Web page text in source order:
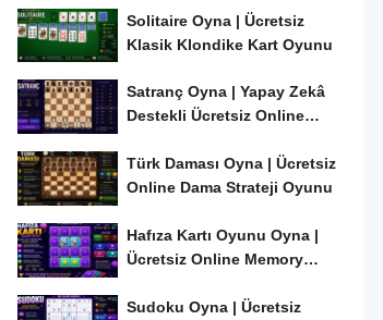
Solitaire Oyna | Ücretsiz
Klasik Klondike Kart Oyunu
Satranç Oyna | Yapay Zekâ
Destekli Ücretsiz Online
Türk Daması Oyna | Ücretsiz
Online Dama Strateji Oyunu
Hafıza Kartı Oyunu Oyna |
Ücretsiz Online Memory
Sudoku Oyna | Ücretsiz